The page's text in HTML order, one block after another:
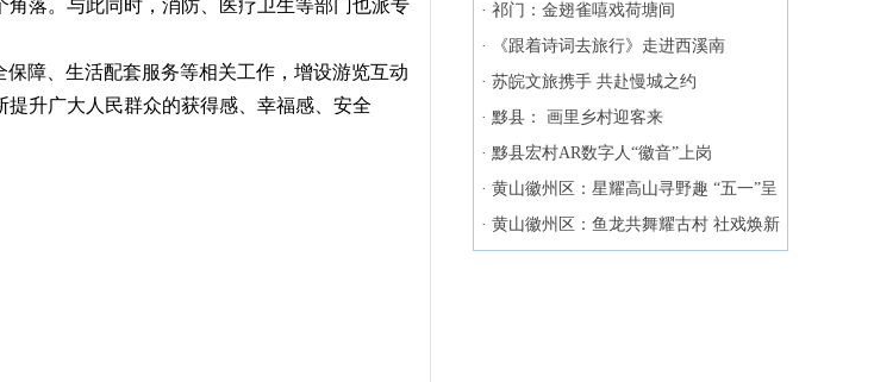
落。与此同时，消防、医疗卫生等部门也派专
障、生活配套服务等相关工作，增设游览互动
升广大人民群众的获得感、幸福感、安全
大“流量”
· 祁门：金翅雀嘻戏荷塘间
·
《跟着诗词去旅行》走进西溪南
· 苏皖文旅携手 共赴慢城之约
· 黟县： 画里乡村迎客来
· 黟县宏村AR数字人“徽音”上岗
· 黄山徽州区：星耀高山寻野趣 “五一”呈
阳揽星河
· 黄山徽州区：鱼龙共舞耀古村 社戏焕新